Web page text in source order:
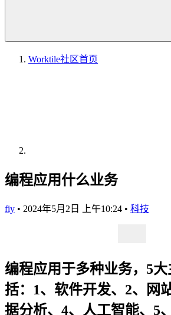
Worktile社区首页
编程应用什么业务
fiy • 2024年5月2日 上午10:24 • 科技
编程应用于多种业务，5
括：1、软件开发、2、网
据分析、4、人工智能、5